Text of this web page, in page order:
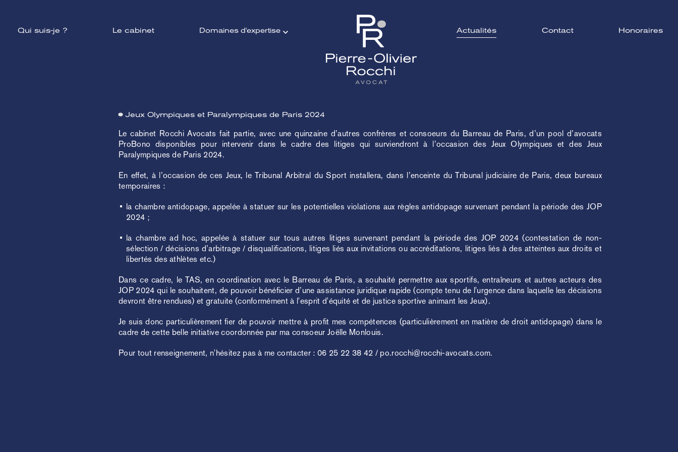
Qui suis-je ? Le cabinet Domaines d'expertise Actualités Contact Honoraires
Jeux Olympiques et Paralympiques de Paris 2024
Le cabinet Rocchi Avocats fait partie, avec une quinzaine d’autres confrères et consoeurs du Barreau de Paris, d’un pool d’avocats
ProBono disponibles pour intervenir dans le cadre des litiges qui surviendront à l’occasion des Jeux Olympiques et des Jeux
Paralympiques de Paris 2024.
En effet, à l’occasion de ces Jeux, le Tribunal Arbitral du Sport installera, dans l’enceinte du Tribunal judiciaire de Paris, deux bureaux
temporaires :
la chambre antidopage, appelée à statuer sur les potentielles violations aux règles antidopage survenant pendant la période des JOP
2024 ;
la chambre ad hoc, appelée à statuer sur tous autres litiges survenant pendant la période des JOP 2024 (contestation de non-
sélection / décisions d’arbitrage / disqualifications, litiges liés aux invitations ou accréditations, litiges liés à des atteintes aux droits et
libertés des athlètes etc.)
Dans ce cadre, le TAS, en coordination avec le Barreau de Paris, a souhaité permettre aux sportifs, entraîneurs et autres acteurs des
JOP 2024 qui le souhaitent, de pouvoir bénéficier d’une assistance juridique rapide (compte tenu de l'urgence dans laquelle les décisions
devront être rendues) et gratuite (conformément à l'esprit d'équité et de justice sportive animant les Jeux).
Je suis donc particulièrement fier de pouvoir mettre à profit mes compétences (particulièrement en matière de droit antidopage) dans le
cadre de cette belle initiative coordonnée par ma consoeur Joëlle Monlouis.
Pour tout renseignement, n'hésitez pas à me contacter : 06 25 22 38 42 / po.rocchi@rocchi-avocats.com.
Agence Troa
Developpement